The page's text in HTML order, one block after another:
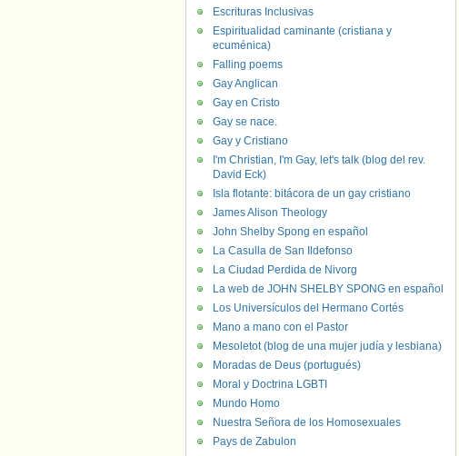
Escrituras Inclusivas
Espiritualidad caminante (cristiana y
ecuménica)
Falling poems
Gay Anglican
Gay en Cristo
Gay se nace.
Gay y Cristiano
I'm Christian, I'm Gay, let's talk (blog del rev.
David Eck)
Isla flotante: bitácora de un gay cristiano
James Alison Theology
John Shelby Spong en español
La Casulla de San Ildefonso
La Ciudad Perdida de Nivorg
La web de JOHN SHELBY SPONG en español
Los Universículos del Hermano Cortés
Mano a mano con el Pastor
Mesoletot (blog de una mujer judía y lesbiana)
Moradas de Deus (portugués)
Moral y Doctrina LGBTI
Mundo Homo
Nuestra Señora de los Homosexuales
Pays de Zabulon